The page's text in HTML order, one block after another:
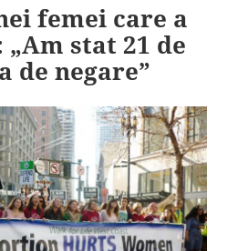
femei care a
stat 21 de
de negare”